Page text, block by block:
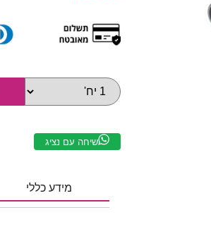
שיחה עם נציג
מידע כללי